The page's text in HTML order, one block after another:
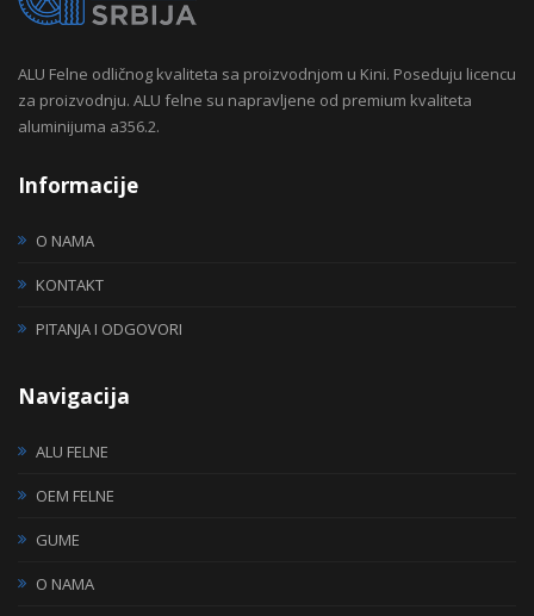
ALU Felne odličnog kvaliteta sa proizvodnjom u Kini. Poseduju licencu
za proizvodnju. ALU felne su napravljene od premium kvaliteta
aluminijuma a356.2.
Informacije
O NAMA
KONTAKT
PITANJA I ODGOVORI
Navigacija
ALU FELNE
OEM FELNE
GUME
O NAMA